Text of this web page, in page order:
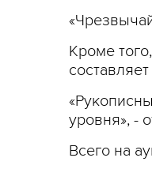
Кроме
уровня», -
Всего на